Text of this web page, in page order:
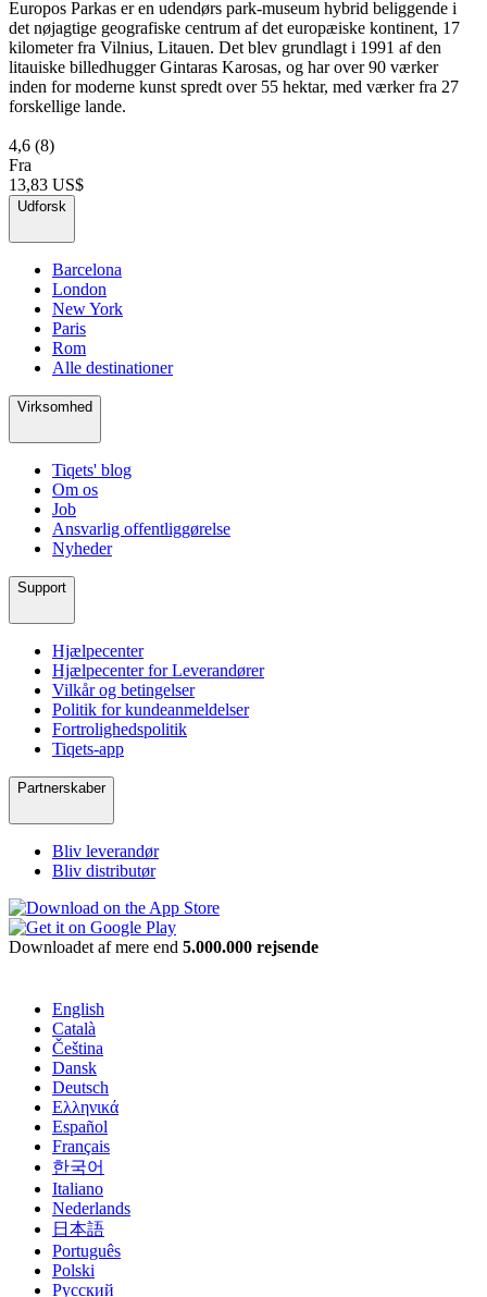
Europos Parkas er en udendørs park-museum hybrid beliggende i
det nøjagtige geografiske centrum af det europæiske kontinent, 17
kilometer fra Vilnius, Litauen. Det blev grundlagt i 1991 af den
litauiske billedhugger Gintaras Karosas, og har over 90 værker
inden for moderne kunst spredt over 55 hektar, med værker fra 27
forskellige lande.
4,6 (8)
Fra
13,83 US$
Udforsk
Barcelona
London
New York
Paris
Rom
Alle destinationer
Virksomhed
Tiqets' blog
Om os
Job
Ansvarlig offentliggørelse
Nyheder
Support
Hjælpecenter
Hjælpecenter for Leverandører
Vilkår og betingelser
Politik for kundeanmeldelser
Fortrolighedspolitik
Tiqets-app
Partnerskaber
Bliv leverandør
Bliv distributør
Downloadet af mere end 5.000.000 rejsende
English
Català
Čeština
Dansk
Deutsch
Ελληνικά
Español
Français
한국어
Italiano
Nederlands
日本語
Português
Polski
Русский